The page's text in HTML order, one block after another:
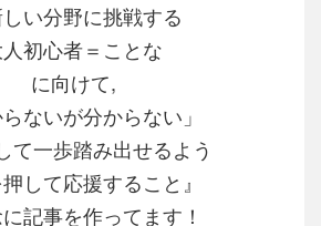
しい分野に挑戦する
初心者＝ことな
に向けて,
らないが分からない」
て一歩踏み出せるよう
して応援すること』
記事を作ってます！